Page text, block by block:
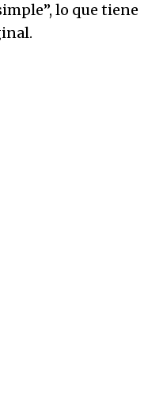
lo que tiene